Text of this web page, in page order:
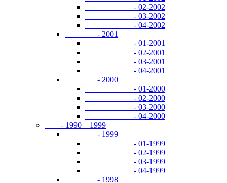
- 02-2002
- 03-2002
- 04-2002
- 2001
- 01-2001
- 02-2001
- 03-2001
- 04-2001
- 2000
- 01-2000
- 02-2000
- 03-2000
- 04-2000
- 1990 – 1999
- 1999
- 01-1999
- 02-1999
- 03-1999
- 04-1999
- 1998